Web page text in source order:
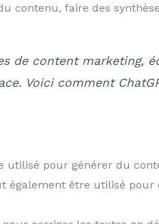
contenu, faire des
de content marketing,
Voici comment
utilisé pour générer du
également être utilisé